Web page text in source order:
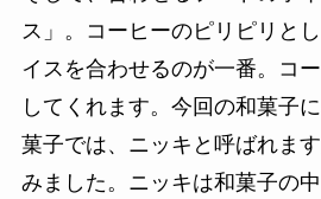
ス」。コーヒーのピリピリと
イスを合わせるのが一番。コ
してくれます。今回の和菓子
菓子では、ニッキと呼ばれま
みました。ニッキは和菓子の